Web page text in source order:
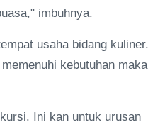
imbuhnya.
usaha bidang kuliner.
kebutuhan
Ini kan untuk urusan